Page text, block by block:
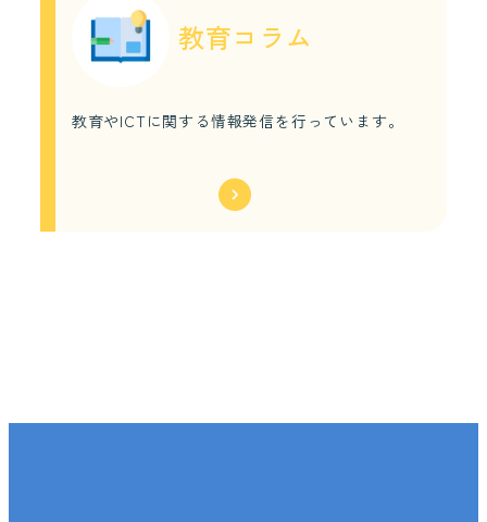
教育コラム
教育やICTに関する情報発信を行っています。